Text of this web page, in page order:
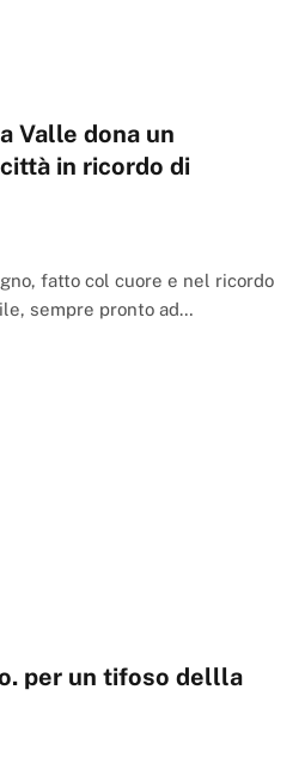
Valle dona un
in ricordo di
fatto col cuore e nel ricordo
sempre pronto ad…
per un tifoso dellla